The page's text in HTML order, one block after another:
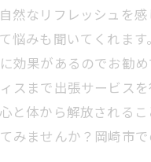
然なリフレッシュを
悩みも聞いてくれま
効果があるのでお勧
スまで出張サービス
と体から解放される
みませんか？岡崎市